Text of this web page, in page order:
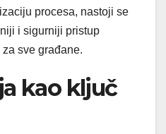
procesa, nastoji se
i sigurniji pristup
sve građane.
kao ključ